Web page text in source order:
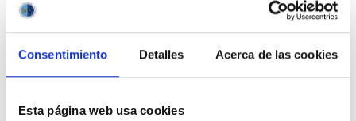
Consentimiento Detalles Acerca de las cookies
Esta página web usa cookies